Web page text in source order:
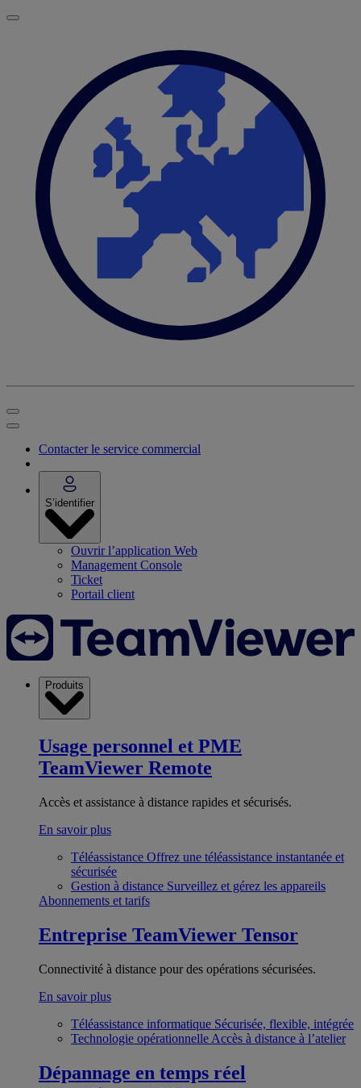
Contacter le service commercial
S’identifier
Ouvrir l’application Web
Management Console
Ticket
Portail client
Produits
Usage personnel et PME
TeamViewer Remote
Accès et assistance à distance rapides et sécurisés.
En savoir plus
Téléassistance Offrez une téléassistance instantanée et
sécurisée
Gestion à distance Surveillez et gérez les appareils
Abonnements et tarifs
Entreprise TeamViewer Tensor
Connectivité à distance pour des opérations sécurisées.
En savoir plus
Téléassistance informatique Sécurisée, flexible, intégrée
Technologie opérationnelle Accès à distance à l’atelier
Dépannage en temps réel